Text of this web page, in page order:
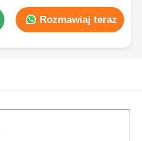
Rozmawiaj teraz